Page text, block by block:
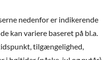
nedenfor er indikerende
kan variere baseret på bl.a.
tilgængelighed,